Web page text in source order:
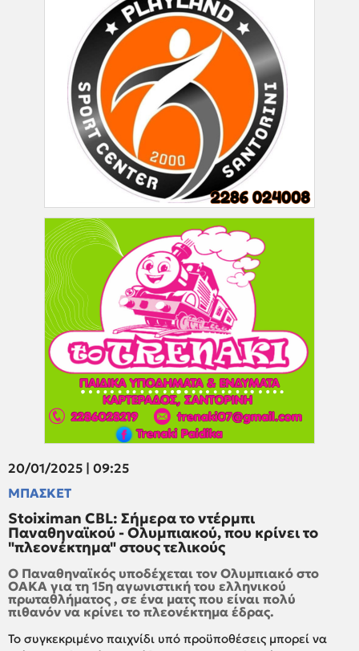
20/01/2025 | 09:25
ΜΠΑΣΚΕΤ
Stoiximan CBL: Σήμερα το ντέρμπι
Παναθηναϊκού - Ολυμπιακού, που κρίνει το
"πλεονέκτημα" στους τελικούς
Ο Παναθηναϊκός υποδέχεται τον Ολυμπιακό στο
ΟΑΚΑ για τη 15η αγωνιστική του ελληνικού
πρωταθλήματος , σε ένα ματς που είναι πολύ
πιθανόν να κρίνει το πλεονέκτημα έδρας.
Το συγκεκριμένο παιχνίδι υπό προϋποθέσεις μπορεί να